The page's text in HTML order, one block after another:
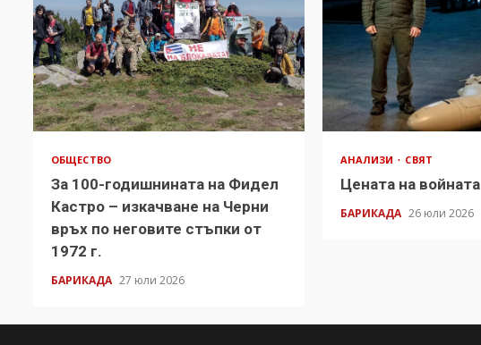
ОБЩЕСТВО
За 100-годишнината на Фидел
Кастро – изкачване на Черни
връх по неговите стъпки от
1972 г.
БАРИКАДА 27 юли 2026
АНАЛИЗИ СВЯТ
Цената на войната
БАРИКАДА 26 юли 2026